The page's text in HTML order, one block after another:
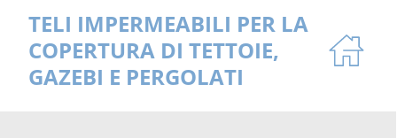
TELI IMPERMEABILI PER LA
COPERTURA DI TETTOIE,
GAZEBI E PERGOLATI